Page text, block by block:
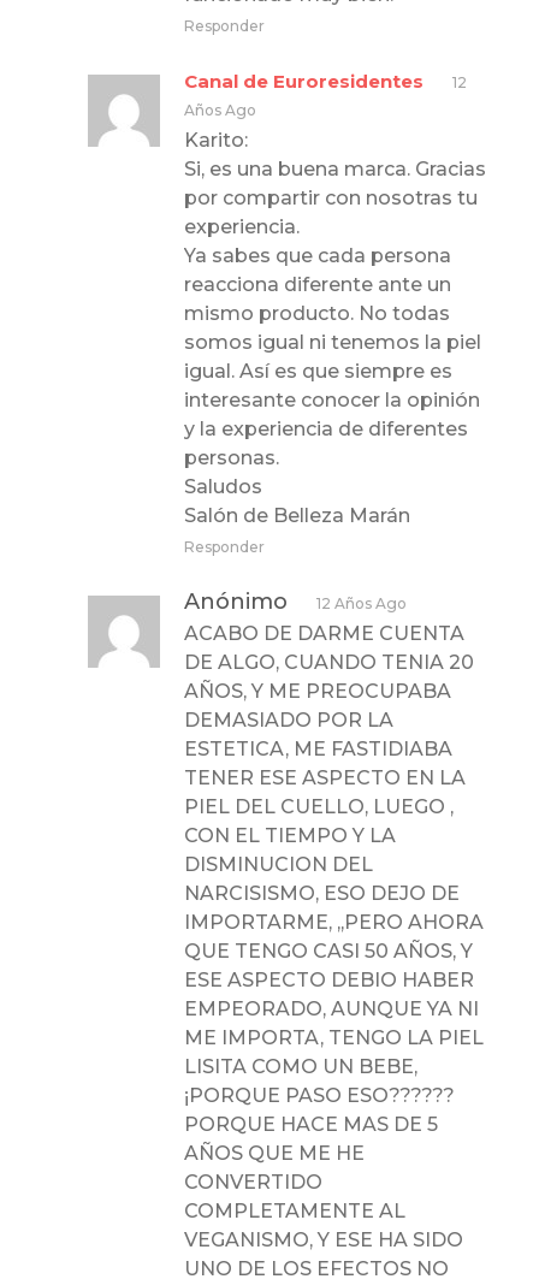
Responder
Canal de Euroresidentes
12
Años Ago
Karito:
Si, es una buena marca. Gracias
por compartir con nosotras tu
experiencia.
Ya sabes que cada persona
reacciona diferente ante un
mismo producto. No todas
somos igual ni tenemos la piel
igual. Así es que siempre es
interesante conocer la opinión
y la experiencia de diferentes
personas.
Saludos
Salón de Belleza Marán
Responder
Anónimo 12 Años Ago
ACABO DE DARME CUENTA
DE ALGO, CUANDO TENIA 20
AÑOS, Y ME PREOCUPABA
DEMASIADO POR LA
ESTETICA, ME FASTIDIABA
TENER ESE ASPECTO EN LA
PIEL DEL CUELLO, LUEGO ,
CON EL TIEMPO Y LA
DISMINUCION DEL
NARCISISMO, ESO DEJO DE
IMPORTARME, ,,PERO AHORA
QUE TENGO CASI 50 AÑOS, Y
ESE ASPECTO DEBIO HABER
EMPEORADO, AUNQUE YA NI
ME IMPORTA, TENGO LA PIEL
LISITA COMO UN BEBE,
¡PORQUE PASO ESO??????
PORQUE HACE MAS DE 5
AÑOS QUE ME HE
CONVERTIDO
COMPLETAMENTE AL
VEGANISMO, Y ESE HA SIDO
UNO DE LOS EFECTOS NO